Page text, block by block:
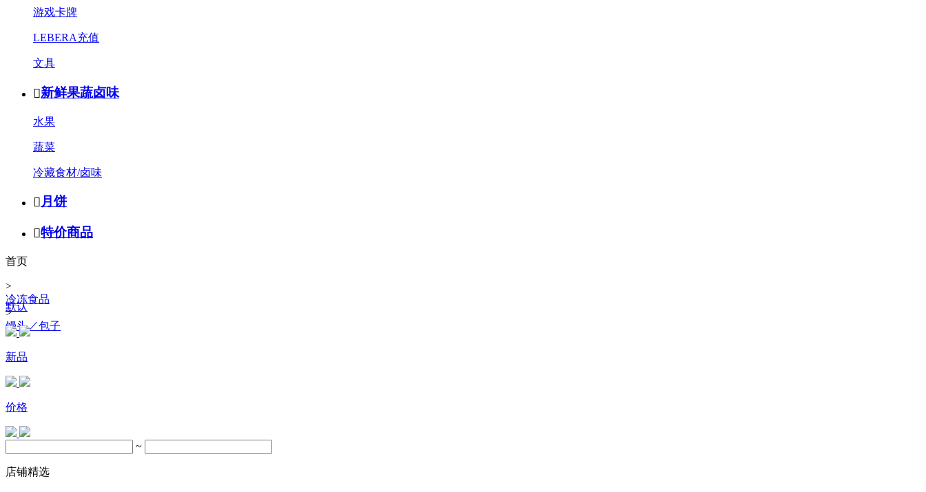
游戏卡牌
LEBERA充值
文具
新鲜果蔬卤味
水果
蔬菜
冷藏食材/卤味
月饼
特价商品
首页
>
冷冻食品
>
馒头／包子
默认
新品
价格
~
店铺精选